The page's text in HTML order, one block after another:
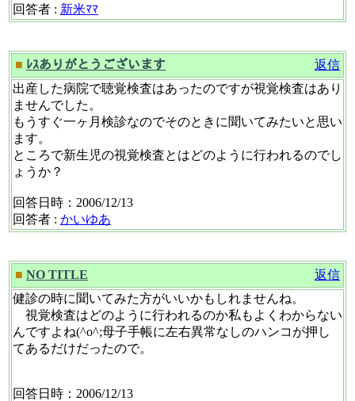
回答者 : 新米ﾏﾏ
■ ﾚｽありがとうございます
返信
出産した病院で聴覚検査はあったのですが視覚検査はあり
ませんでした。
もうすぐ一ヶ月検診なのでそのときに聞いてみたいと思い
ます。
ところで新生児の視覚検査とはどのように行われるのでし
ょうか？
回答日時：2006/12/13
回答者 : かいゆあ
■ NO TITLE
返信
健診の時に聞いてみた方がいいかもしれませんね。
視覚検査はどのように行われるのか私もよくわからない
んですよね(^o^;母子手帳に左右異常なしのハンコが押し
てあるだけだったので。
回答日時：2006/12/13